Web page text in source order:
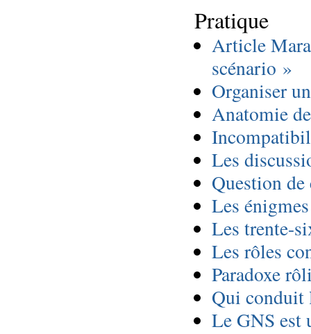
Pratique
Article
scénario »
Organiser
Anatomie
Les
Question
Les énigmes
Les trente-
Les rôles
Paradoxe
Qui conduit
Le GNS est